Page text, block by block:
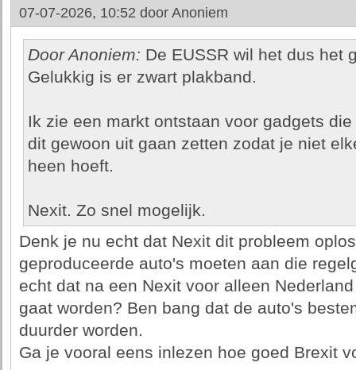
07-07-2026, 10:52 door Anoniem
Door Anoniem: De EUSSR wil het dus het
Gelukkig is er zwart plakband.
Ik zie een markt ontstaan voor gadgets
dit gewoon uit gaan zetten zodat je niet
heen hoeft.
Nexit. Zo snel mogelijk.
Denk je nu echt dat Nexit dit probleem
geproduceerde auto's moeten aan die
echt dat na een Nexit voor alleen
gaat worden? Ben bang dat de auto's
duurder worden.
Ga je vooral eens inlezen hoe goed Brexit